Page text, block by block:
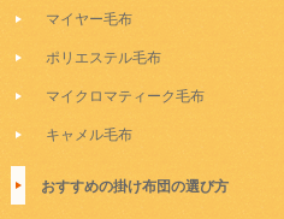
マイヤー毛布
ポリエステル毛布
マイクロマティーク毛布
キャメル毛布
おすすめの掛け布団の選び方